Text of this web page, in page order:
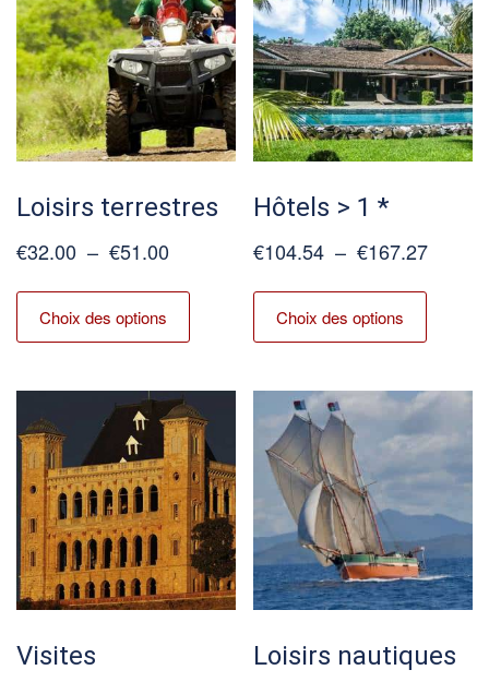
Loisirs terrestres
€32.00 – €51.00
prix :
€51.00
Choix des options
Ce
a
variations.
Les
options
peuvent
être
choisies
sur
la
page
Hôtels > 1 *
€104.54 – €167.27Plage
Choix des options
Ce
a
options
peuvent
être
choisies
sur
la
page
produit
Visites Loisirs nautiques